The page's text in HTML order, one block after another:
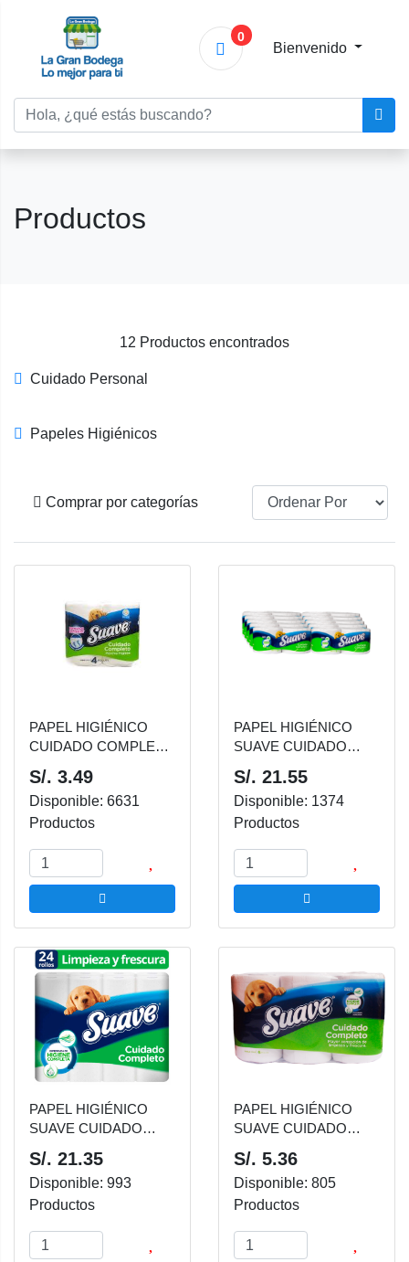
0
Bienvenido
Productos
12 Productos encontrados
Cuidado Personal
Papeles Higiénicos
Comprar por categorías
PAPEL HIGIÉNICO
CUIDADO COMPLETO
S/. 3.49
Disponible: 6631
Productos
PAPEL HIGIÉNICO
SUAVE CUIDADO
HOJA PAQUETE X10
UNDS
S/. 21.55
Disponible: 1374
Productos
PAPEL HIGIÉNICO
SUAVE CUIDADO
24 UNDS
S/. 21.35
Disponible: 993
Productos
PAPEL HIGIÉNICO
SUAVE CUIDADO
MALETA 6 UNDS
S/. 5.36
Disponible: 805
Productos